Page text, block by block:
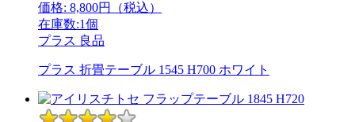
価格: 8,800円（税込）
在庫数:1個
プラス 良品
プラス 折畳テーブル 1545 H700 ホワイト